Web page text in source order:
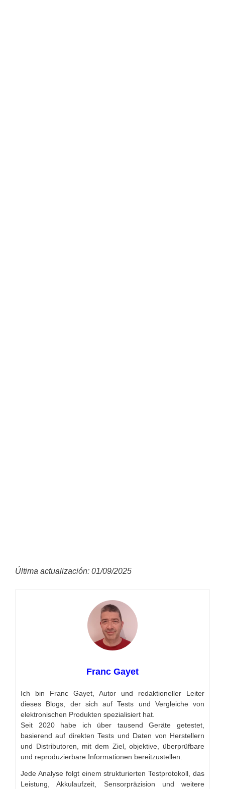
Última actualización: 01/09/2025
Franc Gayet
Ich bin Franc Gayet, Autor und redaktioneller Leiter
dieses Blogs, der sich auf Tests und Vergleiche von
elektronischen Produkten spezialisiert hat.
Seit 2020 habe ich über tausend Geräte getestet,
basierend auf direkten Tests und Daten von Herstellern
und Distributoren, mit dem Ziel, objektive, überprüfbare
und reproduzierbare Informationen bereitzustellen.
Jede Analyse folgt einem strukturierten Testprotokoll, das
Leistung, Akkulaufzeit, Sensorpräzision und weitere